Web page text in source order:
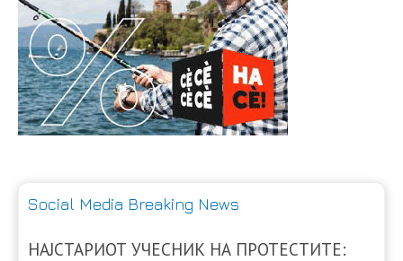
Social Media Breaking News
НАЈСТАРИОТ УЧЕСНИК НА ПРОТЕСТИТЕ: